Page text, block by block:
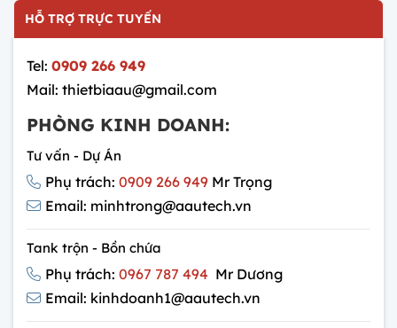
HỖ TRỢ TRỰC TUYẾN
Tel: 0909 266 949
Mail: thietbiaau@gmail.com
PHÒNG KINH DOANH:
Tư vấn - Dự Án
Phụ trách: 0909 266 949 Mr Trọng
Email: minhtrong@aautech.vn
Tank trộn - Bồn chứa
Phụ trách: 0967 787 494 Mr Dương
Email: kinhdoanh1@aautech.vn